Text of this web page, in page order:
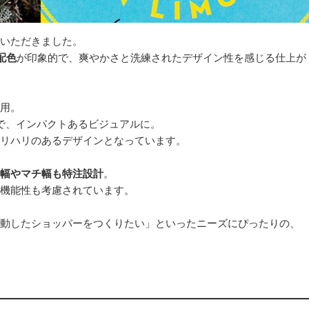
ただきました。
色が印象的で、爽やかさと洗練されたデザイン性を感じる仕上が
。
インパクトあるビジュアルに。
ハリのあるデザインとなっています。
やマチ幅も特注設計。
能性も考慮されています。
したショッパーをつくりたい」といったニーズにぴったりの、